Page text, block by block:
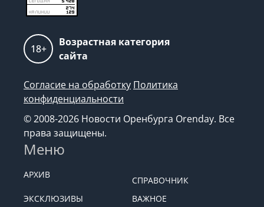
18+
Возрастная категория
сайта
Согласие на обработку Политика
конфиденциальности
© 2008-2026 Новости Оренбурга Orenday. Все
права защищены.
Меню
АРХИВ
СПРАВОЧНИК
ЭКСКЛЮЗИВЫ
ВАЖНОЕ